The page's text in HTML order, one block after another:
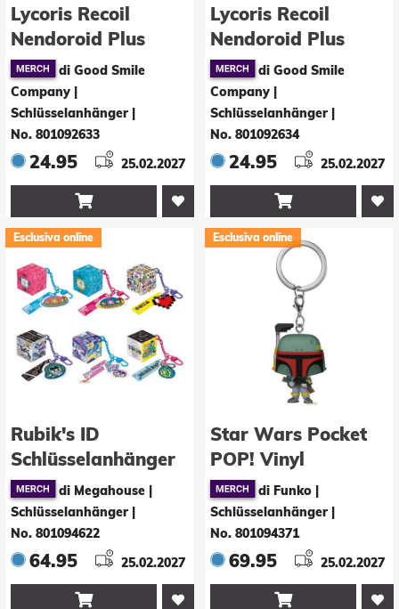
Lycoris Recoil
Nendoroid Plus
Gummi
Maskottchen
Chisato Nishikigi 7
cm
di Good Smile
Company |
Schlüsselanhänger
No. 801092633
24.95 25.02.2027

Lycoris Recoil
Nendoroid Plus
Gummi
Maskottchen Takina
Inoue 7 cm
di Good Smile
Company |
Schlüsselanhänger
No. 801092634
24.95 25.02.2027

Esclusiva online
Rubik's ID
Schlüsselanhänger
Tamagotchi Blind
Box Display (6)
di Megahouse |
Schlüsselanhänger
No. 801094622
64.95 25.02.2027

Esclusiva online
Star Wars Pocket
POP! Vinyl
Schlüsselanhänger
4 cm Boba Fett
Display (12)
di Funko |
Schlüsselanhänger
No. 801094371
69.95 25.02.2027
